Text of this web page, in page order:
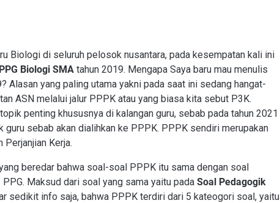
Biologi di seluruh pelosok nusantara, pada kesempatan kali ini
Biologi SMA tahun 2019. Mengapa Saya baru mau menulis
Alasan yang paling utama yakni pada saat ini sedang hangat-
ASN melalui jalur PPPK atau yang biasa kita sebut P3K.
penting khususnya di kalangan guru, sebab pada tahun 2021
sebab akan dialihkan ke PPPK. PPPK sendiri merupakan
Kerja.
beredar bahwa soal-soal PPPK itu sama dengan soal
Maksud dari soal yang sama yaitu pada Soal Pedagogik
sedikit info saja, bahwa PPPK terdiri dari 5 kateogori soal, yaitu